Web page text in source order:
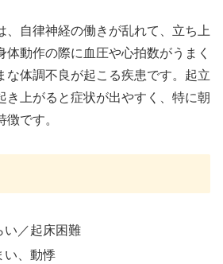
、自律神経の働きが乱れて、立ち上
体動作の際に血圧や心拍数がうまく
な体調不良が起こる疾患です。起立
き上がると症状が出やすく、特に朝
です。
い／起床困難
い、動悸